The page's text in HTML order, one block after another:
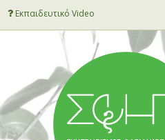
Εκπαιδευτικό Video